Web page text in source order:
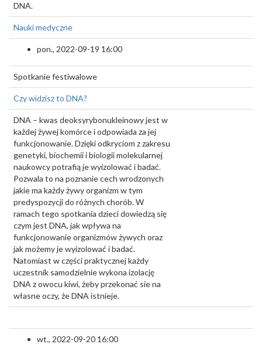
DNA.
Nauki medyczne
pon., 2022-09-19 16:00
Spotkanie festiwalowe
Czy widzisz to DNA?
DNA – kwas deoksyrybonukleinowy jest w
każdej żywej komórce i odpowiada za jej
funkcjonowanie. Dzięki odkryciom z zakresu
genetyki, biochemii i biologii molekularnej
naukowcy potrafią je wyizolować i badać.
Pozwala to na poznanie cech wrodzonych
jakie ma każdy żywy organizm w tym
predyspozycji do różnych chorób. W
ramach tego spotkania dzieci dowiedzą się
czym jest DNA, jak wpływa na
funkcjonowanie organizmów żywych oraz
jak możemy je wyizolować i badać.
Natomiast w części praktycznej każdy
uczestnik samodzielnie wykona izolację
DNA z owocu kiwi, żeby przekonać sie na
własne oczy, że DNA istnieje.
wt., 2022-09-20 16:00